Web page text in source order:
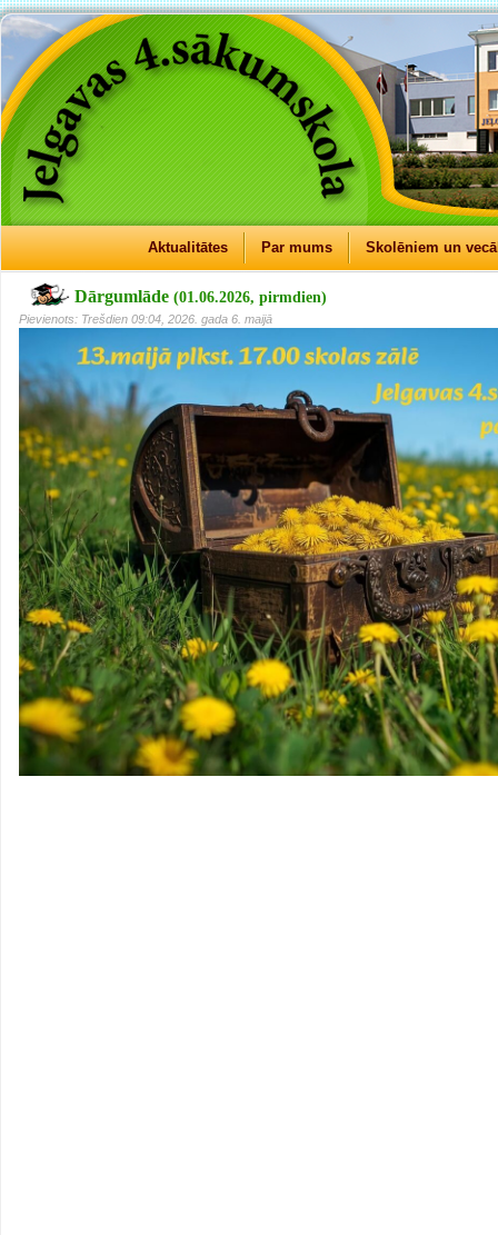
Aktualitātes Par mums Skolēniem un
Dārgumlāde (01.06.2026, pirmdien)
Pievienots: Trešdien 09:04, 2026. gada 6. maijā